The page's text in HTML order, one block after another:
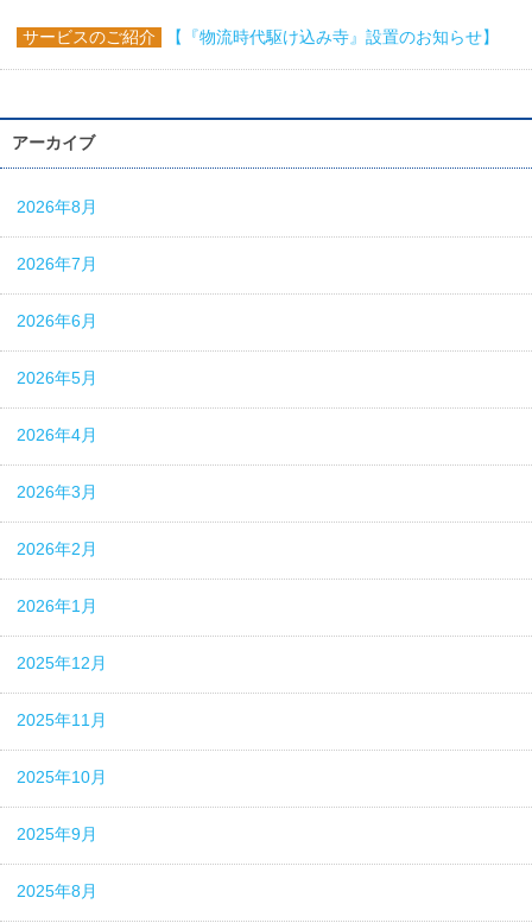
サービスのご紹介 【『物流時代駆け込み寺』設置のお知らせ】
アーカイブ
2026年8月
2026年7月
2026年6月
2026年5月
2026年4月
2026年3月
2026年2月
2026年1月
2025年12月
2025年11月
2025年10月
2025年9月
2025年8月